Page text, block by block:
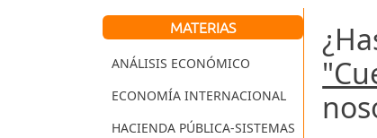
MATERIAS
ANÁLISIS ECONÓMICO
ECONOMÍA INTERNACIONAL
HACIENDA PÚBLICA-SISTEMAS